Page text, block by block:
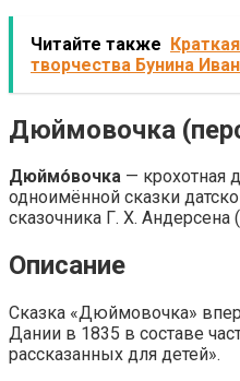
Читайте также
творчества Бунина
Дюймовочка
Дюймо́вочка — крохотная
одноимённой сказки
сказочника Г. Х. Андерсена
Описание
Сказка «Дюймовочка»
Дании в 1835 в составе
рассказанных для детей».